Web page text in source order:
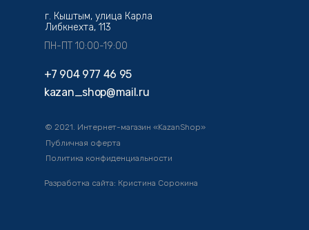
ПН-ПТ 10:00-19:00
© 2021. Интернет-магазин «KazanShop»
Политика конфиденциальности
Разработка сайта: Кристина Сорокина
г. Кыштым, улица Карла
Либкнехта, 113
+7 904 977 46 95
kazan_shop@mail.ru
Публичная оферта